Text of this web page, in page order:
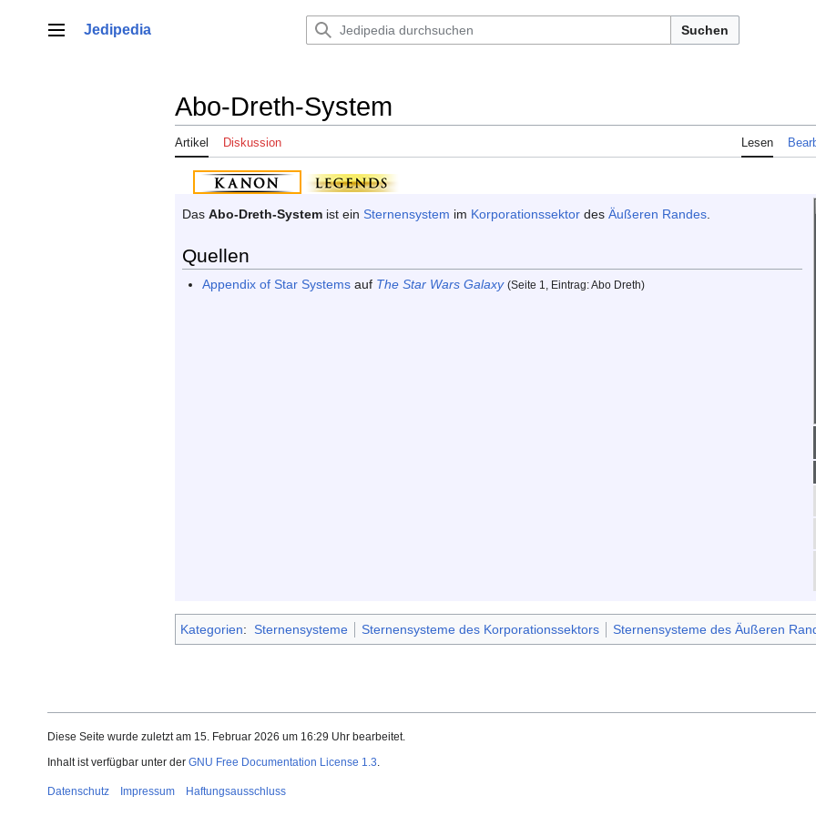
springenHauptmenü
Jedipedia Suchen
Abo-Dreth-System
Artikel Diskussion Lesen
Das Abo-Dreth-System ist ein Sternensystem im Korporationssektor des Äußeren Randes
Quellen
Appendix of Star Systems auf The Star Wars Galaxy (Seite 1, Eintrag: Abo Dreth)
Kategorien: Sternensysteme Sternensysteme des Korporationssektors Sternensysteme des Äußeren
Diese Seite wurde zuletzt am 15. Februar 2026 um 16:29 Uhr bearbeitet.
Inhalt ist verfügbar unter der GNU Free Documentation License 1.3
Datenschutz Impressum Haftungsausschluss